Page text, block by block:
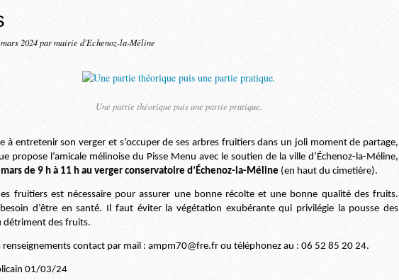
2024par mairie d'Echenoz-la-Méline
Une partie théorique puis une partie pratique.
à entretenir son verger et s’occuper de ses arbres fruitiers dans un joli moment de partage,
propose l’amicale mélinoise du Pisse Menu avec le soutien de la ville d’Échenoz-la-Méline,
de 9 h à 11 h au verger conservatoire d’Échenoz-la-Méline (en haut du cimetière).
fruitiers est nécessaire pour assurer une bonne récolte et une bonne qualité des fruits.
besoin d’être en santé. Il faut éviter la végétation exubérante qui privilégie la pousse des
détriment des fruits.
renseignements contact par mail : ampm70@fre.fr ou téléphonez au : 06 52 85 20 24.
01/03/24